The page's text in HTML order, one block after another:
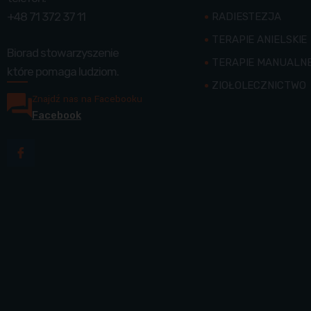
+48 71 372 37 11
Biorad stowarzyszenie
które pomaga ludziom.
Znajdź nas na Facebooku
Facebook
RADIESTEZJA
TERAPIE ANIELSKIE
TERAPIE
ZIOŁOLECZNICTWO